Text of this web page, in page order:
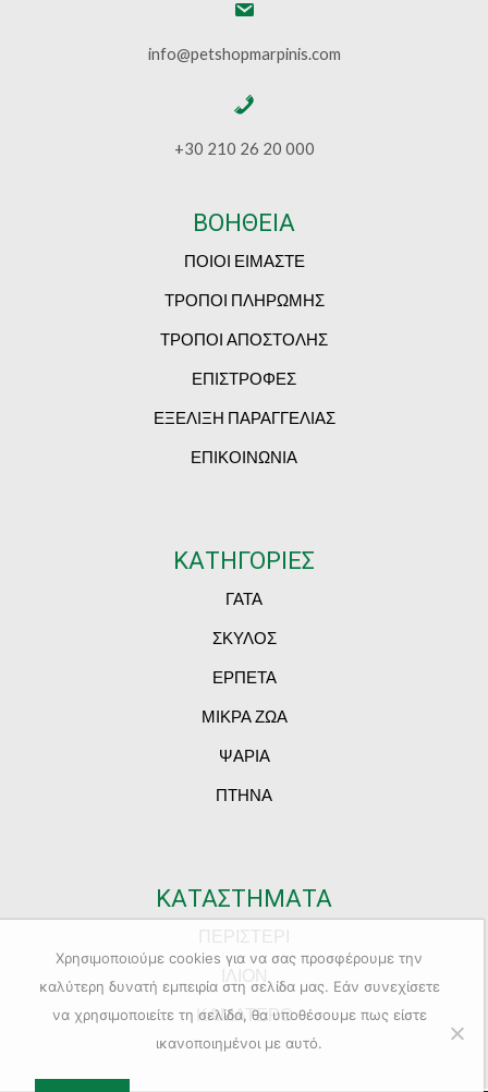
info@petshopmarpinis.com
+30 210 26 20 000
ΒΟΗΘΕΙΑ
ΠΟΙΟΙ ΕΙΜΑΣΤΕ
ΤΡΟΠΟΙ ΠΛΗΡΩΜΗΣ
ΤΡΟΠΟΙ ΑΠΟΣΤΟΛΗΣ
ΕΠΙΣΤΡΟΦΕΣ
ΕΞΕΛΙΞΗ ΠΑΡΑΓΓΕΛΙΑΣ
ΕΠΙΚΟΙΝΩΝΙΑ
ΚΑΤΗΓΟΡΙΕΣ
ΓΑΤΑ
ΣΚΥΛΟΣ
ΕΡΠΕΤΑ
ΜΙΚΡΑ ΖΩΑ
ΨΑΡΙΑ
ΠΤΗΝΑ
ΚΑΤΑΣΤΗΜΑΤΑ
ΚΑΜΑΤΕΡΟ
Χρησιμοποιούμε cookies για να σας προσφέρουμε την
καλύτερη δυνατή εμπειρία στη σελίδα μας. Εάν συνεχίσετε
να χρησιμοποιείτε τη σελίδα, θα υποθέσουμε πως είστε
ικανοποιημένοι με αυτό.